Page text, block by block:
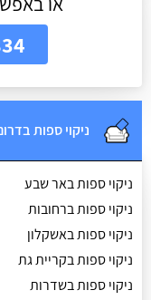
ניקוי ספות
ניקוי ספות באר שבע
ניקוי ספות ברחובות
ניקוי ספות באשקלון
ניקוי ספות בקריית גת
ניקוי ספות בשדרות